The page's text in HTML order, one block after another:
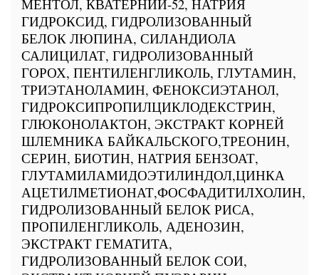
МЕНТОЛ, КВАТЕРНИЙ-52, НАТРИЯ
ГИДРОКСИД, ГИДРОЛИЗОВАННЫЙ
БЕЛОК ЛЮПИНА, СИЛАНДИОЛА
САЛИЦИЛАТ, ГИДРОЛИЗОВАННЫЙ
ГОРОХ, ПЕНТИЛЕНГЛИКОЛЬ, ГЛУТАМИН,
ТРИЭТАНОЛАМИН, ФЕНОКСИЭТАНОЛ,
ГИДРОКСИПРОПИЛЦИКЛОДЕКСТРИН,
ГЛЮКОНОЛАКТОН, ЭКСТРАКТ КОРНЕЙ
ШЛЕМНИКА БАЙКАЛЬСКОГО,ТРЕОНИН,
СЕРИН, БИОТИН, НАТРИЯ БЕНЗОАТ,
ГЛУТАМИЛАМИДОЭТИЛИНДОЛ,ЦИНКА
АЦЕТИЛМЕТИОНАТ,ФОСФАДИТИЛХОЛИН,
ГИДРОЛИЗОВАННЫЙ БЕЛОК РИСА,
ПРОПИЛЕНГЛИКОЛЬ, АДЕНОЗИН,
ЭКСТРАКТ ГЕМАТИТА,
ГИДРОЛИЗОВАННЫЙ БЕЛОК СОИ,